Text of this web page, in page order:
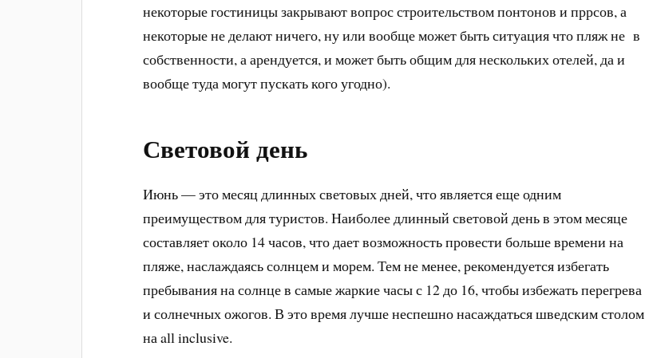
некоторые гостиницы закрывают вопрос строительством понтонов и пррсов, а
некоторые не делают ничего, ну или вообще может быть ситуация что пляж не в
собственности, а арендуется, и может быть общим для нескольких отелей, да и
вообще туда могут пускать кого угодно).
Световой день
Июнь — это месяц длинных световых дней, что является еще одним
преимуществом для туристов. Наиболее длинный световой день в этом месяце
составляет около 14 часов, что дает возможность провести больше времени на
пляже, наслаждаясь солнцем и морем. Тем не менее, рекомендуется избегать
пребывания на солнце в самые жаркие часы с 12 до 16, чтобы избежать перегрева
и солнечных ожогов. В это время лучше неспешно насаждаться шведским столом
на all inclusive.